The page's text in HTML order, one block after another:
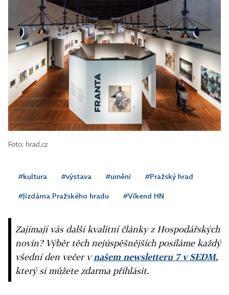
Foto: hrad.cz
#kultura #výstava #umění #Pražský hrad
#Jízdárna Pražského hradu #Víkend HN
Zajímají vás další kvalitní články z Hospodářských
novin? Výběr těch nejúspěšnějších posíláme každý
všední den večer vnašem newsletteru 7 v SEDM,
který si můžete zdarma přihlásit.